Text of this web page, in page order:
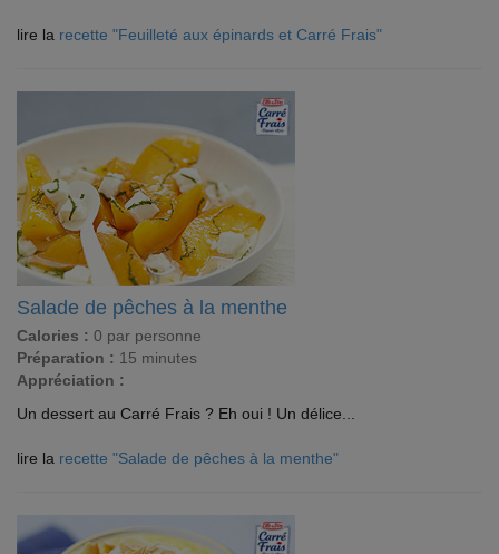
lire la recette "Feuilleté aux épinards et Carré Frais"
Salade de pêches à la menthe
Calories : 0 par personne
Préparation : 15 minutes
Appréciation :
Un dessert au Carré Frais ? Eh oui ! Un délice...
lire la recette "Salade de pêches à la menthe"